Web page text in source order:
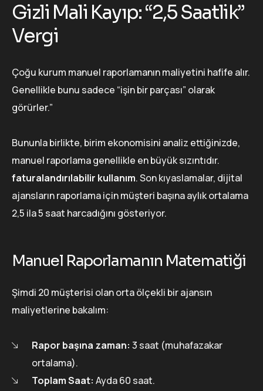
Gizli Mali Kayıp: “2,5 Saatlik”
Vergi
Çoğu kurum manuel raporlamanın maliyetini hafife alır.
Genellikle bunu sadece “işin bir parçası” olarak
görürler.”
Bununla birlikte, birim ekonomisini analiz ettiğinizde,
manuel raporlama genellikle en büyük sızıntıdır.
faturalandırılabilir kullanım. Son kıyaslamalar, dijital
ajansların raporlama için müşteri başına aylık ortalama
2,5 ila 5 saat harcadığını gösteriyor.
Manuel Raporlamanın Matematiği
Şimdi 20 müşterisi olan orta ölçekli bir ajansın
maliyetlerine bakalım:
Rapor başına zaman: 3 saat (muhafazakar
ortalama).
Toplam Saat: Ayda 60 saat.